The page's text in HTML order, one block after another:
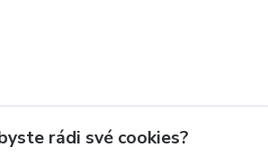
rádi své cookies?